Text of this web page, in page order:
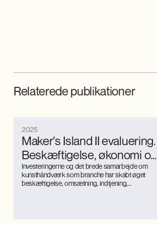
Relaterede publikationer
Maker’s Island II evaluering.
Beskæftigelse, økonomi og
turisme.
2025
Investeringerne og det brede samarbejde om
kunsthåndværk som branche har skabt øget
beskæftigelse, omsætning, indtjening,